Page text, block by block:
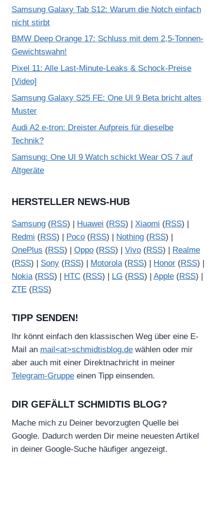
Samsung Galaxy Tab S12: Warum die Notch einfach
nicht stirbt
BMW Deep Orange 17: Schluss mit dem 2,5-Tonnen-
Gewichtswahn!
Pixel 11: Alle Last-Minute-Leaks & Schock-Preise
[Video]
Samsung Galaxy S25 FE: One UI 9 Beta bricht altes
Muster
Audi A2 e-tron: Dreister Aufpreis für dieselbe
Technik?
Samsung: One UI 9 Watch schickt Wear OS 7 auf
Altgeräte
HERSTELLER NEWS-HUB
Samsung (RSS) | Huawei (RSS) | Xiaomi (RSS) |
Redmi (RSS) | Poco (RSS) | Nothing (RSS) |
OnePlus (RSS) | Oppo (RSS) | Vivo (RSS) |
Realme
(RSS) | Sony (RSS) | Motorola(RSS) | Honor (RSS) |
Nokia(RSS) | HTC (RSS) | LG (RSS) | Apple (RSS) |
ZTE (RSS)
TIPP SENDEN!
Ihr könnt einfach den klassischen Weg über eine E-
Mail an mail<at>schmidtisblog.de wählen oder mir
aber auch mit einer Direktnachricht in meiner
Telegram-Gruppe einen Tipp einsenden.
DIR GEFÄLLT SCHMIDTIS BLOG?
Mache mich zu Deiner bevorzugten Quelle bei
Google. Dadurch werden Dir meine neuesten Artikel
in deiner Google-Suche häufiger angezeigt.